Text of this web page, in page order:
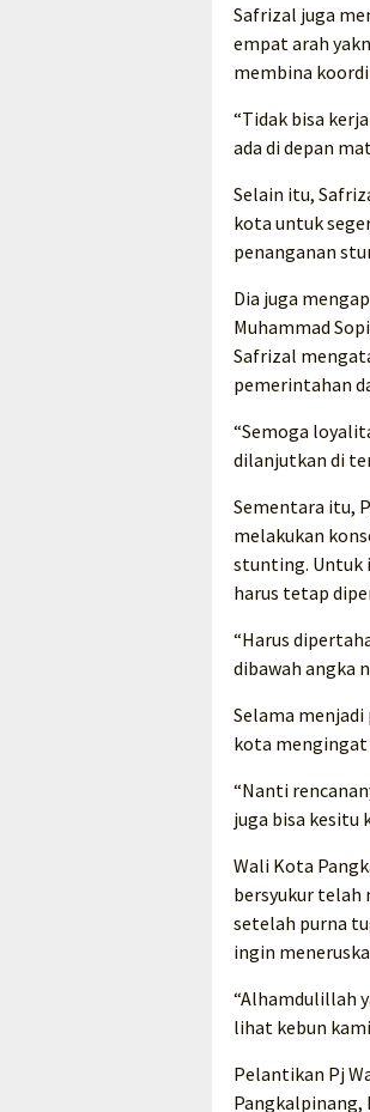
Safrizal juga
empat arah
membina
“Tidak bisa
ada di depan
Selain itu,
kota untuk
penanganan
Dia juga
Muhammad
Safrizal
pemerintahan
“Semoga
dilanjutkan di
Sementara itu,
melakukan
stunting. Untuk
harus tetap
“Harus
dibawah angka
Selama
kota mengingat
“Nanti
juga bisa kesitu
Wali Kota
bersyukur telah
setelah purna
ingin
“Alhamdulillah
lihat kebun
Pelantikan Pj
Pangkalpinang,